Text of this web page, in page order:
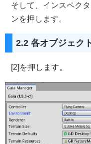
そして、インスペク
ンを押します。
2.2 各オブジェク
[2]を押します。